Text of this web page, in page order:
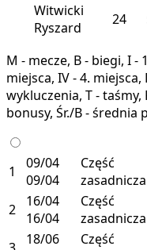
Witwicki
Ryszard
24
M - mecze, B - biegi, I -
miejsca, IV - 4.
wykluczenia, T -
bonusy, Śr./B -
1
09/04
09/04
Część
zasadnicza
2
16/04
16/04
Część
zasadnicza
18/06
Część